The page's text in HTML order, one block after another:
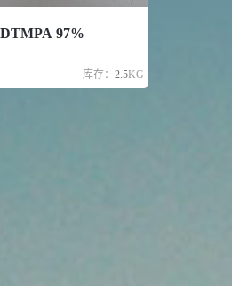
97%
库存： 2.5KG